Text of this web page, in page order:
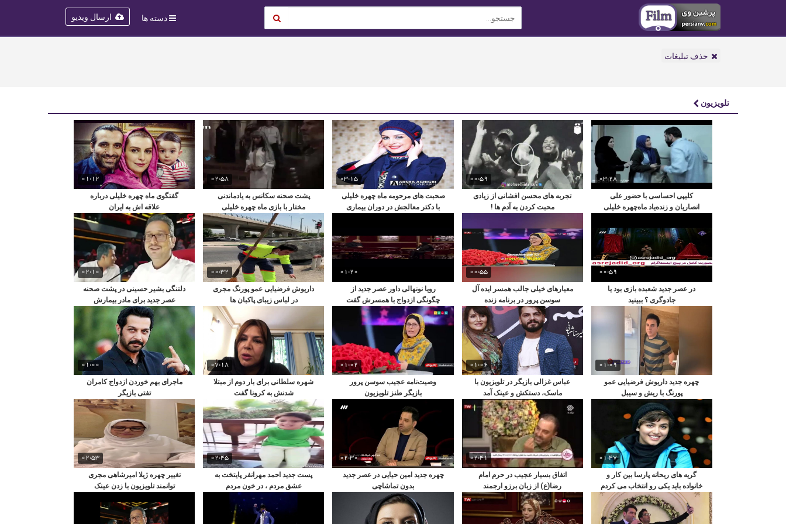
ارسال ویدیو دسته ها
حذف تبلیغات
تلویزیون
03:28
کلیپی احساسی با حضور علی
انصاریان و زنده‌یاد ماه‌چهره خلیلی
00:59
تجربه های محسن افشانی از زیادی
محبت کردن به آدم ها !
03:15
صحبت های مرحومه ماه چهره خلیلی
با دکتر معالجش در دوران بیماری
02:58
پشت صحنه سکانس به یادماندنی
مختار با بازی ماه چهره خلیلی
01:12
گفتگوی ماه چهره خلیلی درباره
علاقه اش به ایران
00:59
در عصر جدید شعبده بازی بود یا
جادوگری ؟ ببینید
00:55
معیارهای خیلی جالب همسر ایده آل
سوسن پرور در برنامه زنده
01:20
رویا نونهالی داور عصر جدید از
چگونگی ازدواج با همسرش گفت
00:32
داریوش فرضیایی عمو پورنگ مجری
در لباس زیبای پاکبان ها
02:10
دلتنگی بشیر حسینی در پشت صحنه
عصر جدید برای مادر بیمارش
01:09
چهره جدید داریوش فرضیایی عمو
پورنگ با ریش و سیبل
01:06
عباس غزالی بازیگر در تلویزیون با
ماسک، دستکش و عینک آمد
01:02
وصیت‌نامه عجیب سوسن پرور
بازیگر طنز تلویزیون
07:18
شهره سلطانی برای بار دوم از مبتلا
شدنش به کرونا گفت
01:00
ماجرای بهم خوردن ازدواج کامران
تفتی بازیگر
01:47
گریه های ریحانه پارسا بین کار و
خانواده باید یکی رو انتخاب می کردم
02:41
اتفاق بسیار عجیب در حرم امام
رضا(ع) از زبان برزو ارجمند
02:30
چهره جدید امین حیایی در عصر جدید
بدون تماشاچی
02:45
پست جدید احمد مهرانفر پایتخت به
عشق مردم ، در خون مردم
02:53
تغییر چهره ژیلا امیرشاهی مجری
توانمند تلویزیون با زدن عینک